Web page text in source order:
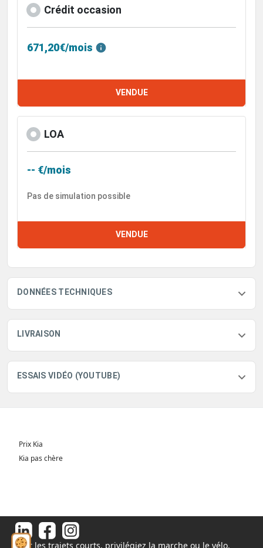
Crédit occasion
671,20€/mois
VENDUE
LOA
-- €/mois
Pas de simulation possible
VENDUE
DONNÉES TECHNIQUES
LIVRAISON
ESSAIS VIDÉO (YOUTUBE)
Prix Kia
Kia pas chère
Pour les trajets courts, privilégiez la marche ou le vélo.